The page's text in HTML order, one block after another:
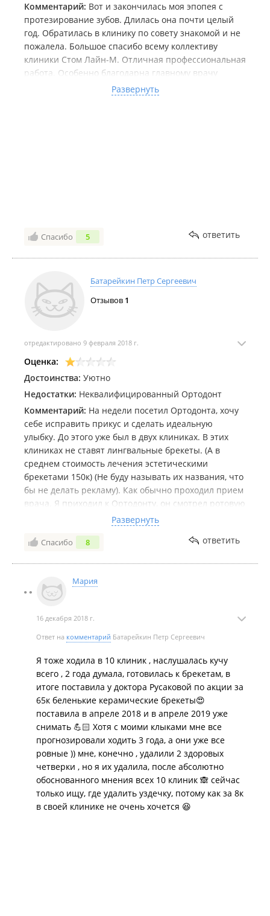
Комментарий: Вот и закончилась моя эпопея с
протезирование зубов. Длилась она почти целый
год. Обратилась в клинику по совету знакомой и не
пожалела. Большое спасибо всему коллективу
клиники Стом Лайн-М. Отличная профессиональная
работа. Особенно благодарна главному врачу
клиники МУРАВЬЕВУ АЛЕКСАНДРУ ПЕТРОВИЧУ.
Легко находит подход к клиенту. в процессе
Развернуть
Спасибо 5 ответить
Батарейкин Петр Сергеевич
Отзывов 1
отредактировано 9 февраля 2018 г.
Оценка:
Достоинства: Уютно
Недостатки: Неквалифицированный Ортодонт
Комментарий: На недели посетил Ортодонта, хочу
себе исправить прикус и сделать идеальную
улыбку. До этого уже был в двух клиниках. В этих
клиниках не ставят лингвальные брекеты. (А в
среднем стоимость лечения эстетическими
брекетами 150к) (Не буду называть их названия, что
бы не делать рекламу). Как обычно проходил прием
врача. Я приходил к Ортодонту, он смотрел ротовую
полость. Потом брал снимки, для расчетов. (Снимки
в боковой проекции и в прямой). (Выполнялись
расчеты по: Соотношения челюстей, зубов,
сразу записывались на другой прием. (За этот
прием деньги не брались, оплачивалось все в
расчеты, прогноз лечения и все соотношения
челюстей и зубов). Так вот, в тех клиниках мне
правильное. И нет необходимости в удалении зубов,
так как есть довольно большие промежутки между
зубов. А теперь я расскажу как проходил прием
ортодонта в клиники Стом Лайн-М. Я показал
Ортодонту снимок в боковой проекции. Он его
посмотрел буквально 15-20 секунд. Сказал ложись
на кресло, будем осматривать полость рта.
Потратил еще 2-4 минуты на осмотр полости рта. И
делает заключение, что мне необходимо удалить 6
полностью здоровых зубов и плюс к этому есть
необходимость заднюю челюсть выдвигать вперед.
И начал навязывать лечение Invisalign. Это такая
Развернуть
Спасибо 8 ответить
Мария
16 декабря 2018 г.
Ответ на комментарий Батарейкин Петр Сергеевич
Я тоже ходила в 10 клиник , наслушалась кучу
всего , 2 года думала, готовилась к брекетам, в
итоге поставила у доктора Русаковой по акции за
65к беленькие керамические брекеты😍
поставила в апреле 2018 и в апреле 2019 уже
снимать 💪🏻 Хотя с моими клыками мне все
прогнозировали ходить 3 года, а они уже все
ровные )) мне, конечно , удалили 2 здоровых
четверки , но я их удалила, после абсолютно
обоснованного мнения всех 10 клиник 🙈 сейчас
только ищу, где удалить уздечку, потому как за 8к
в своей клинике не очень хочется 😆